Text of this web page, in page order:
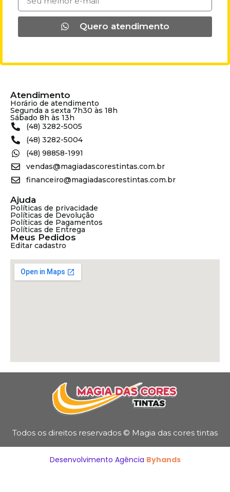
Quero atendimento
Atendimento
Horário de atendimento
Segunda a sexta 7h30 às 18h
Sábado 8h às 13h
(48) 3282-5005
(48) 3282-5004
(48) 98858-1991
vendas@magiadascorestintas.com.br
financeiro@magiadascorestintas.com.br
Ajuda
Políticas de privacidade
Políticas de Devolução
Políticas de Pagamentos
Políticas de Entrega
Meus Pedidos
Editar cadastro
Todos os direitos reservados © Magia das cores tintas
Desenvolvimento Agência Byhands